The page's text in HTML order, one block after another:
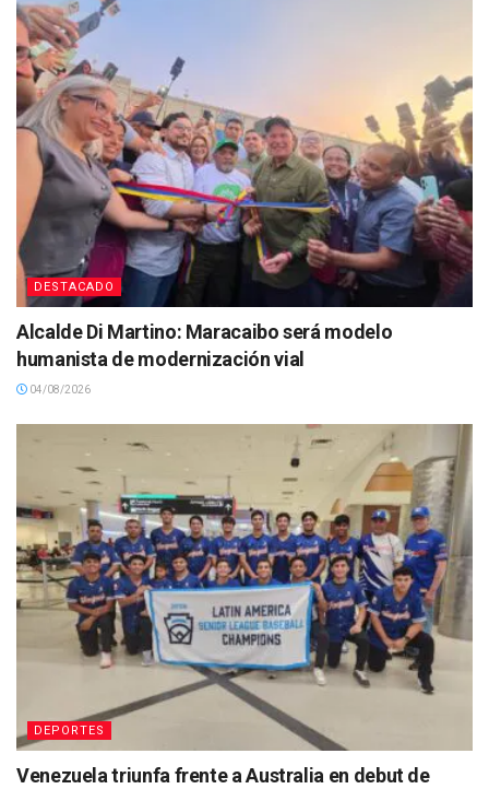
DESTACADO
Alcalde Di Martino: Maracaibo será modelo
humanista de modernización vial
04/08/2026
DEPORTES
Venezuela triunfa frente a Australia en debut de